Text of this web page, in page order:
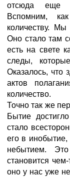
отсюда еще
Вспомним,
количеству. Мы
Оно стало там
есть на свете
следы,
Оказалось, что
актов
количество.
Точно так же
Бытие
стало
его в
небытием.
становится
оно у нас уже